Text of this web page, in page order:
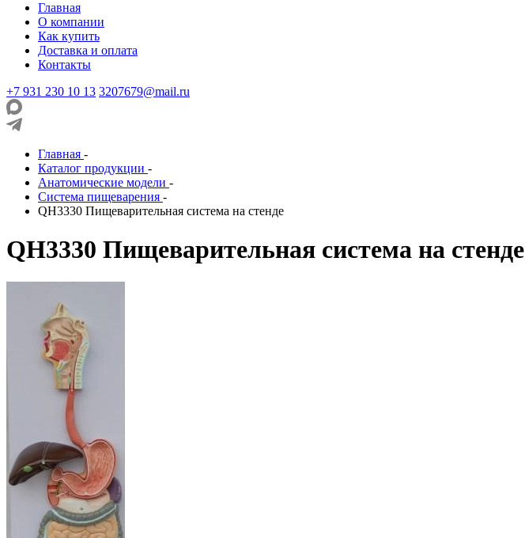
Главная
О компании
Как купить
Доставка и оплата
Контакты
+7 931 230 10 13 3207679@mail.ru
Главная -
Каталог продукции -
Анатомические модели -
Система пищеварения -
QH3330 Пищеварительная система на стенде
QH3330 Пищеварительная система на стенде